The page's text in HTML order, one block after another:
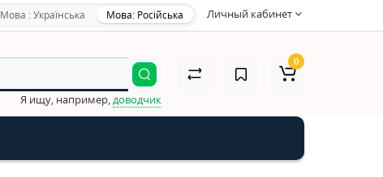
Личный кабинет
Мова : Українська Мова: Російська
Я ищу, например, доводчик
0